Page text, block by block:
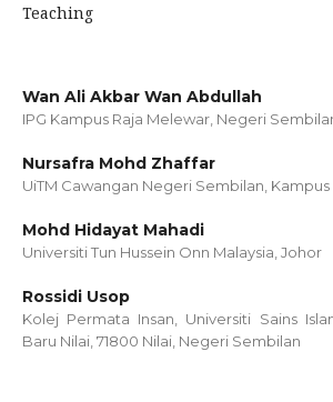
Teaching
Wan Ali Akbar Wan Abdullah
IPG Kampus Raja Melewar, Negeri
Nursafra Mohd Zhaffar
UiTM Cawangan Negeri Sembilan,
Mohd Hidayat Mahadi
Universiti Tun Hussein Onn Malaysia, Johor
Rossidi Usop
Kolej Permata Insan, Universiti Sains
Baru Nilai, 71800 Nilai, Negeri Sembilan